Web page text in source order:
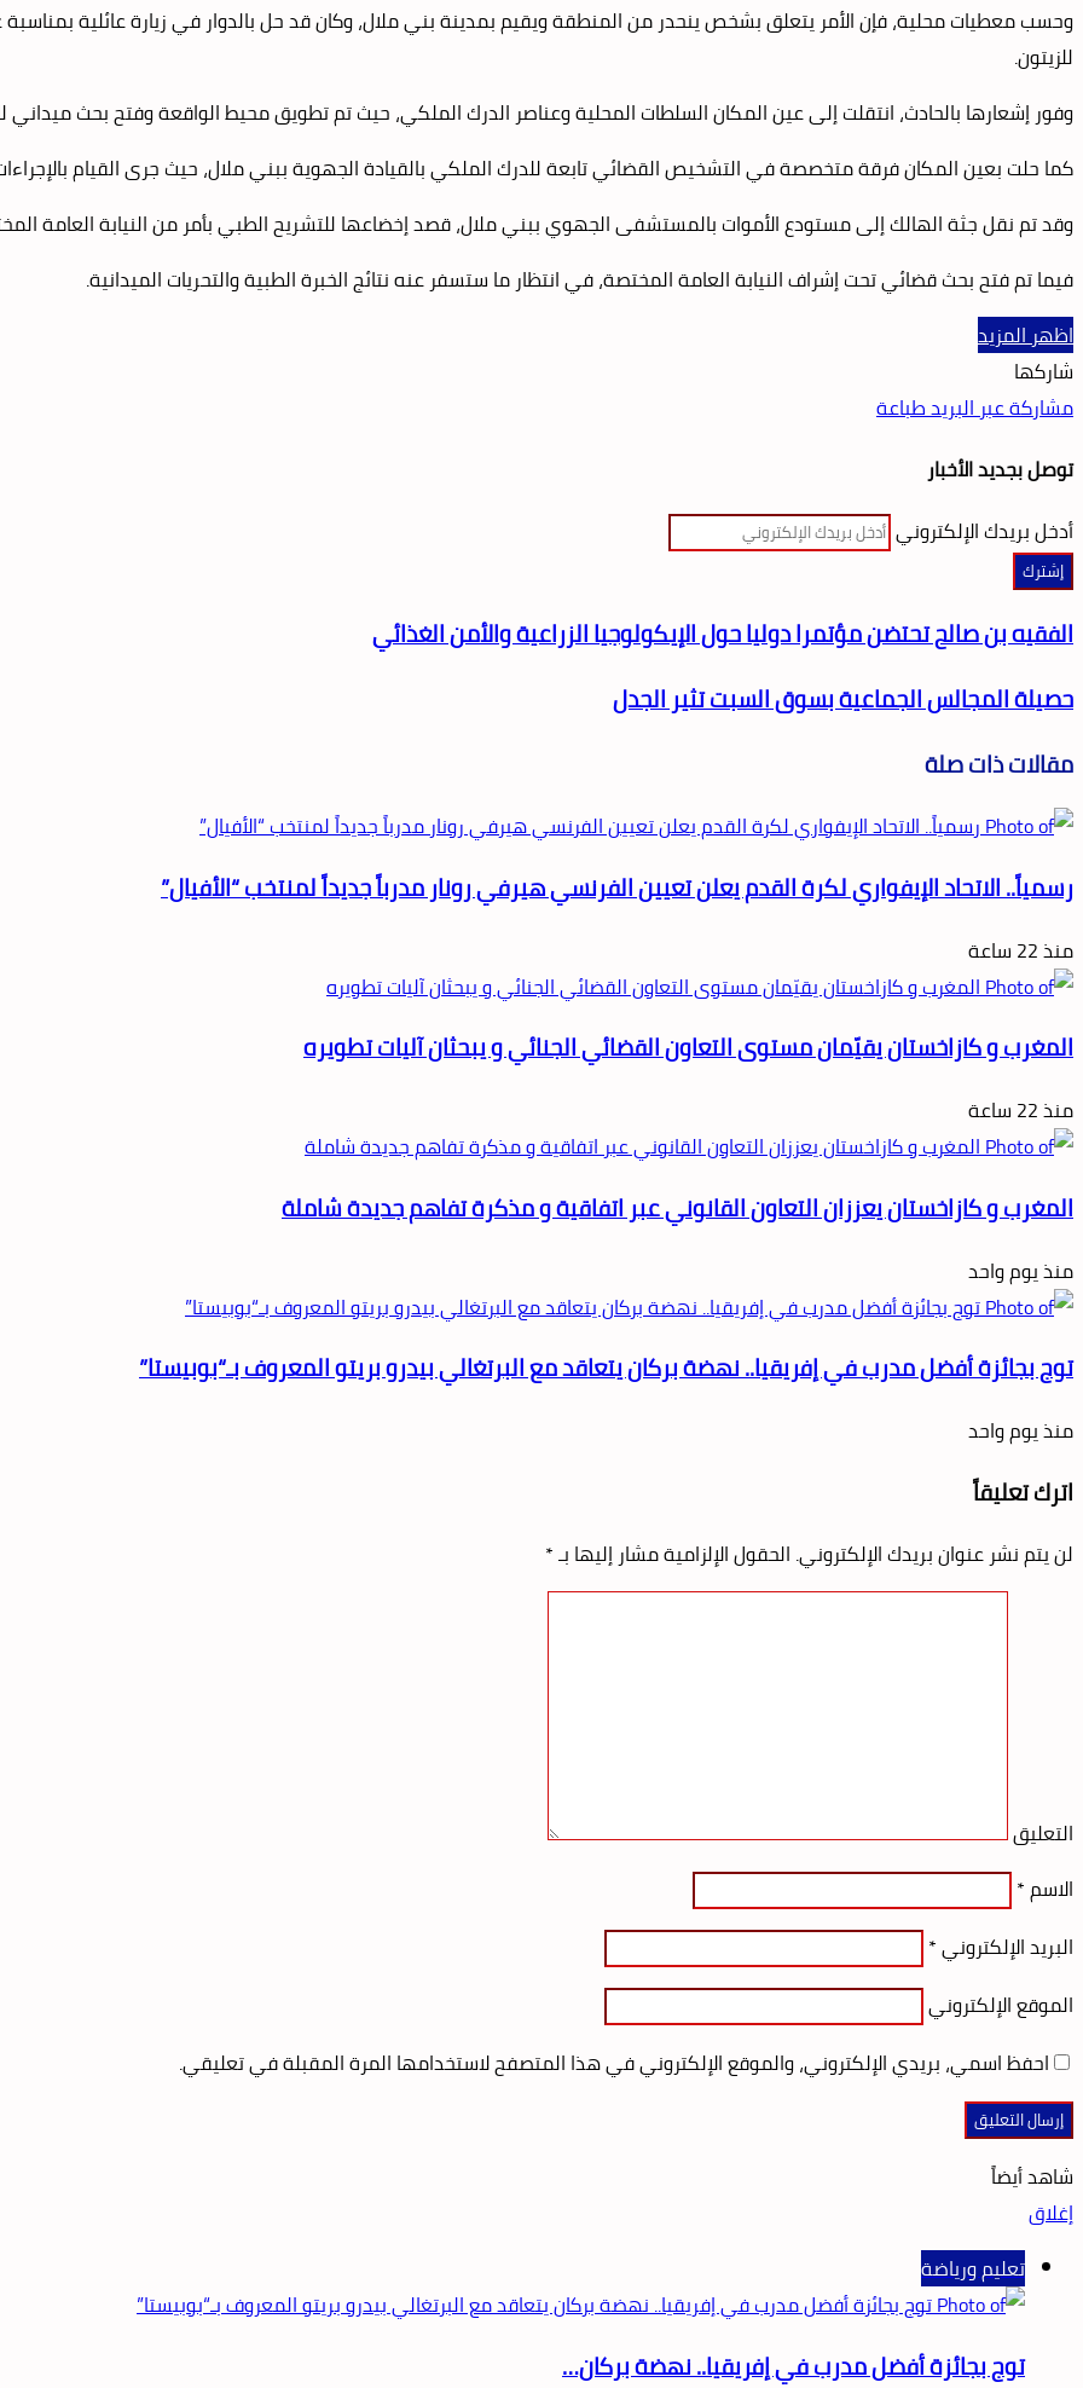
وحسب معطيات محلية، فإن الأمر يتعلق بشخص ينحدر من المنطقة ويقيم بمدينة بني ملال، وكان قد حل بالدوار في زيارة عائلية
للزيتون.
وفور إشعارها بالحادث، انتقلت إلى عين المكان السلطات المحلية وعناصر الدرك الملكي، حيث تم تطويق محيط الواقعة وفتح بحث
كما حلت بعين المكان فرقة متخصصة في التشخيص القضائي تابعة للدرك الملكي بالقيادة الجهوية ببني ملال، حيث جرى القيام بالإجراءات
وقد تم نقل جثة الهالك إلى مستودع الأموات بالمستشفى الجهوي ببني ملال، قصد إخضاعها للتشريح الطبي بأمر من النيابة العامة
فيما تم فتح بحث قضائي تحت إشراف النيابة العامة المختصة، في انتظار ما ستسفر عنه نتائج الخبرة الطبية والتحريات الميدانية.
اظهر المزيد
شاركها
مشاركة عبر البريدطباعة
توصل بجديد الأخبار
أدخل بريدك الإلكتروني
الفقيه بن صالح تحتضن مؤتمرا دوليا حول الإيكولوجيا الزراعية والأمن الغذائي
حصيلة المجالس الجماعية بسوق السبت تثير الجدل
مقالات ذات صلة
رسمياً.. الاتحاد الإيفواري لكرة القدم يعلن تعيين الفرنسي هيرفي رونار مدرباً جديداً لمنتخب “الأفيال”
منذ 22 ساعة
المغرب و كازاخستان يقيّمان مستوى التعاون القضائي الجنائي و يبحثان آليات تطويره
منذ 22 ساعة
المغرب و كازاخستان يعززان التعاون القانوني عبر اتفاقية و مذكرة تفاهم جديدة شاملة
منذ يوم واحد
توج بجائزة أفضل مدرب في إفريقيا.. نهضة بركان يتعاقد مع البرتغالي بيدرو بريتو المعروف بـ“بوبيستا”
منذ يوم واحد
اترك تعليقاً
لن يتم نشر عنوان بريدك الإلكتروني. الحقول الإلزامية مشار إليها بـ*
التعليق
الاسم*
البريد الإلكتروني*
الموقع الإلكتروني
احفظ اسمي، بريدي الإلكتروني، والموقع الإلكتروني في هذا المتصفح لاستخدامها المرة المقبلة في تعليقي.
شاهد أيضاً
إغلاق
تعليم ورياضة
توج بجائزة أفضل مدرب في إفريقيا.. نهضة بركان…